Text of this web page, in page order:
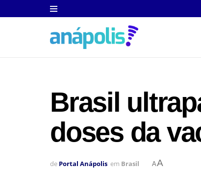
Brasil
doses da
de Portal Anápolis em Brasil AA